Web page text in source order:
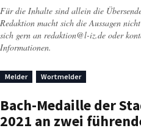
Für die Inhalte sind allein die
Redaktion macht sich die Aussagen
sich gern an redaktion@l-iz.de oder
Informationen.
Melder Wortmelder
Bach-Medaille der
2021 an zwei